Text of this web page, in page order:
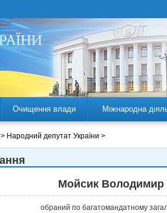
Очищення влади Міжнародна
> Народний депутат України >
Мойсик Володимир
обраний по багатомандатному